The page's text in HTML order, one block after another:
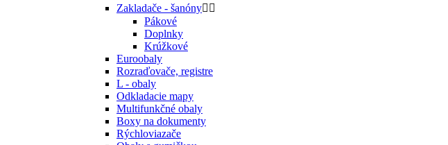
Zakladače - šanóny 
Pákové
Doplnky
Krúžkové
Euroobaly
Rozraďovače, registre
L - obaly
Odkladacie mapy
Multifunkčné obaly
Boxy na dokumenty
Rýchloviazače